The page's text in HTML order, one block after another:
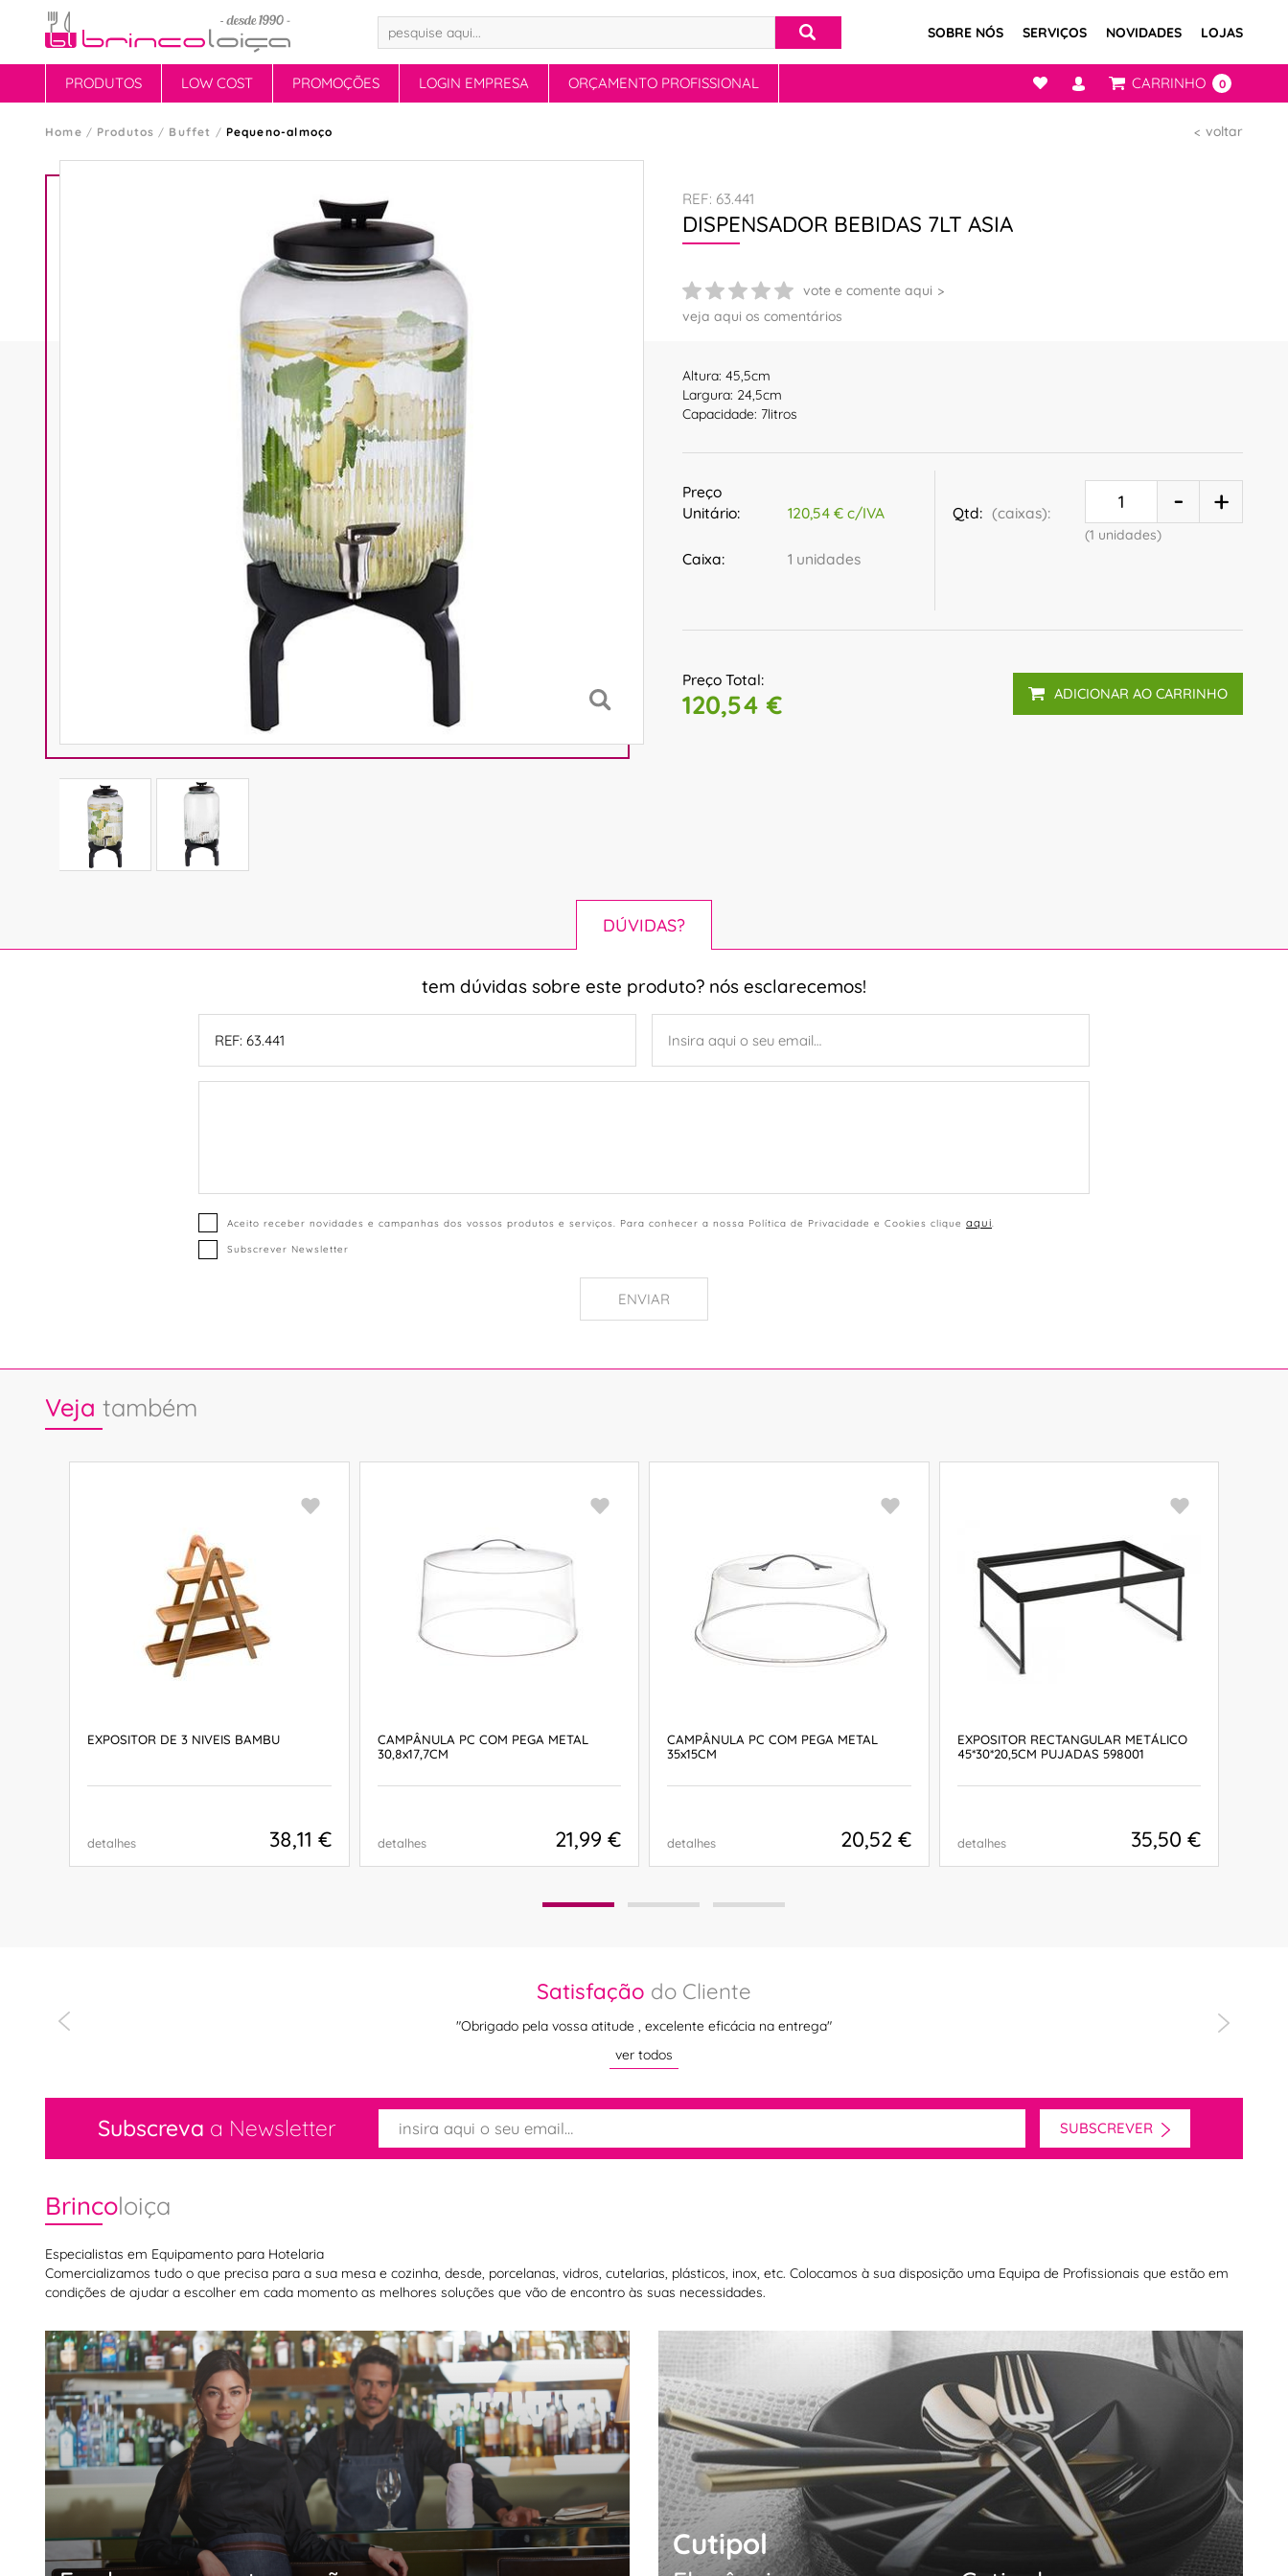
SOBRE NÓS SERVIÇOS NOVIDADES LOJAS
PRODUTOS LOW COST PROMOÇÕES LOGIN EMPRESA ORÇAMENTO PROFISSIONAL CARRINHO 0
Home Produtos Buffet Pequeno-almoço voltar
REF: 63.441
DISPENSADOR BEBIDAS 7LT ASIA
vote e comente aqui
veja aqui os comentários
Altura: 45,5cm
Largura: 24,5cm
Capacidade: 7litros
Preço
Unitário:
120,54 € c/IVA
Caixa: 1 unidades
Qtd: (caixas):
(1 unidades)
Preço Total:
120,54 € ADICIONAR AO CARRINHO
DÚVIDAS?
tem dúvidas sobre este produto? nós esclarecemos!
Aceito receber novidades e campanhas dos vossos produtos e serviços. Para conhecer a nossa Política de Privacidade e Cookies clique aqui.
Subscrever Newsletter
ENVIAR
Veja também
EXPOSITOR DE 3 NIVEIS BAMBU
detalhes 38,11 €
CAMPÂNULA PC COM PEGA METAL
30,8x17,7CM
detalhes 21,99 €
CAMPÂNULA PC COM PEGA METAL
35x15CM
detalhes 20,52 €
EXPOSITOR RECTANGULAR METÁLICO
45*30*20,5CM PUJADAS 598001
detalhes 35,50 €
Satisfação do Cliente
"Obrigado pela vossa atitude , excelente eficácia na entrega"
ver todos
Subscreva a Newsletter SUBSCREVER
Brincoloiça
Especialistas em Equipamento para Hotelaria
Comercializamos tudo o que precisa para a sua mesa e cozinha, desde, porcelanas, vidros, cutelarias, plásticos, inox, etc. Colocamos à sua disposição uma Equipa de Profissionais que estão em
condições de ajudar a escolher em cada momento as melhores soluções que vão de encontro às suas necessidades.
Cutipol